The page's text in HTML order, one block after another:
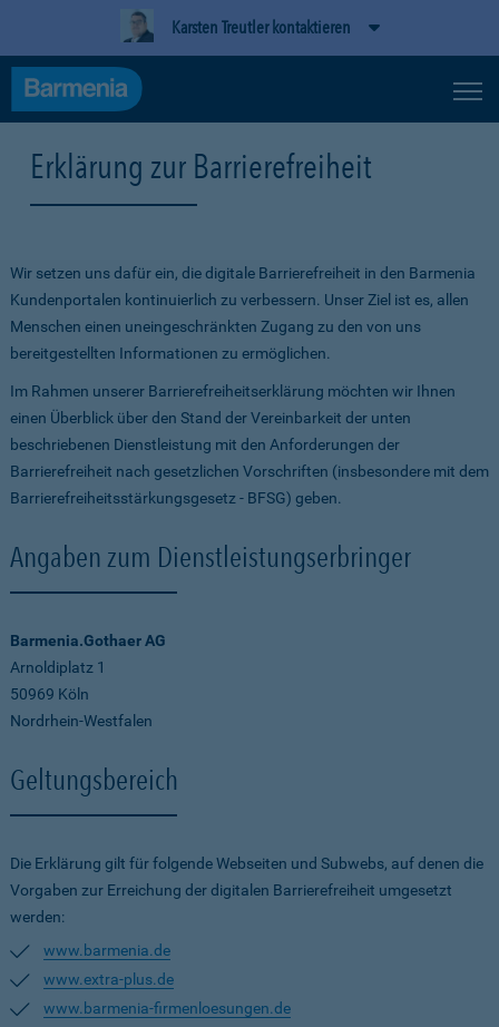
Karsten Treutler kontaktieren
Erklärung zur Barrierefreiheit
Wir setzen uns dafür ein, die digitale Barrierefreiheit in den Barmenia
Kundenportalen kontinuierlich zu verbessern. Unser Ziel ist es, allen
Menschen einen uneingeschränkten Zugang zu den von uns
bereitgestellten Informationen zu ermöglichen.
Im Rahmen unserer Barrierefreiheitserklärung möchten wir Ihnen
einen Überblick über den Stand der Vereinbarkeit der unten
beschriebenen Dienstleistung mit den Anforderungen der
Barrierefreiheit nach gesetzlichen Vorschriften (insbesondere mit dem
Barrierefreiheitsstärkungsgesetz - BFSG) geben.
Angaben zum Dienstleistungserbringer
Barmenia.Gothaer AG
Arnoldiplatz 1
50969 Köln
Nordrhein-Westfalen
Geltungsbereich
Die Erklärung gilt für folgende Webseiten und Subwebs, auf denen die
Vorgaben zur Erreichung der digitalen Barrierefreiheit umgesetzt
werden:
www.barmenia.de
www.extra-plus.de
www.barmenia-firmenloesungen.de